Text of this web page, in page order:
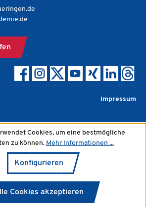
Impressum
Cookies, um eine bestmögliche
zu können. Mehr Informationen ...
Konfigurieren
Cookies akzeptieren